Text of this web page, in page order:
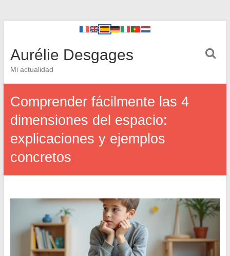
Aurélie Desgages
Mi actualidad
Comprender fácilmente las 4
dimensiones del espacio:
explicaciones y ejemplos
concretos